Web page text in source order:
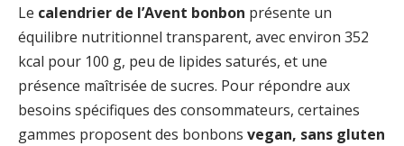
Le calendrier de l’Avent bonbon présente un
équilibre nutritionnel transparent, avec environ 352
kcal pour 100 g, peu de lipides saturés, et une
présence maîtrisée de sucres. Pour répondre aux
besoins spécifiques des consommateurs, certaines
gammes proposent des bonbons vegan, sans gluten